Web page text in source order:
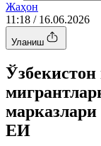
Жаҳон
11:18 / 16.06.2026
Уланиш
Ўзбекистон
EИ